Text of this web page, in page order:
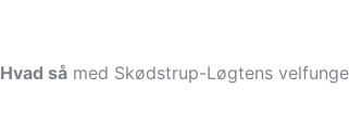
Hvad så med Skødstrup-Løgtens